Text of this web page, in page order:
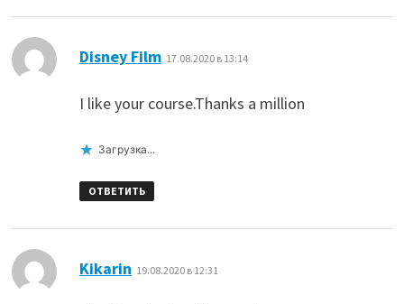
Disney Film: 17.08.2020 в 13:14
I like your course.Thanks a million
Загрузка...
ОТВЕТИТЬ
Kikarin 19.08.2020 в 12:31